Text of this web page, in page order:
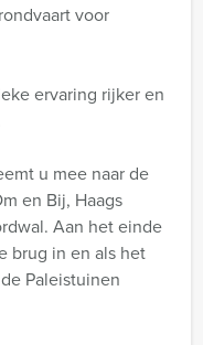
voor
ervaring rijker en
u mee naar de
en Bij, Haags
Aan het einde
brug in en als het
Paleistuinen